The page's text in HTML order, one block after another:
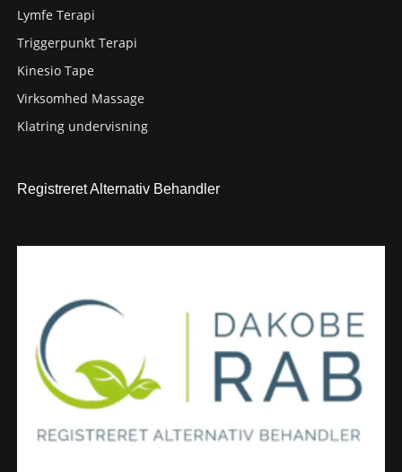
Lymfe Terapi
Triggerpunkt Terapi
Kinesio Tape
Virksomhed Massage
Klatring undervisning
Registreret Alternativ Behandler